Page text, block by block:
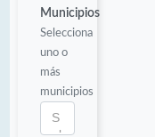
Municipios
Selecciona
uno o
más
municipios